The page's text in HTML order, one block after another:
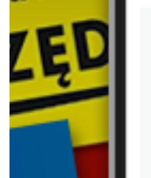
aktualna
Pepco